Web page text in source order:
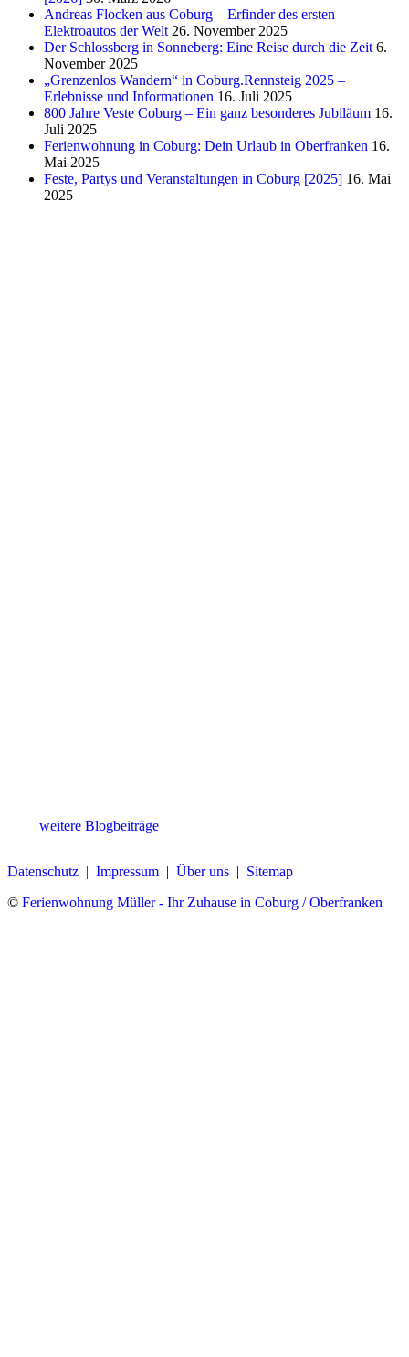
Andreas Flocken aus Coburg – Erfinder des ersten
Elektroautos der Welt 26. November 2025
Der Schlossberg in Sonneberg: Eine Reise durch die Zeit 6.
November 2025
„Grenzenlos Wandern“ in Coburg.Rennsteig 2025 –
Erlebnisse und Informationen 16. Juli 2025
800 Jahre Veste Coburg – Ein ganz besonderes Jubiläum 16.
Juli 2025
Ferienwohnung in Coburg: Dein Urlaub in Oberfranken 16.
Mai 2025
Feste, Partys und Veranstaltungen in Coburg [2025] 16. Mai
2025
weitere Blogbeiträge
Datenschutz | Impressum | Über uns | Sitemap
© Ferienwohnung Müller - Ihr Zuhause in Coburg / Oberfranken